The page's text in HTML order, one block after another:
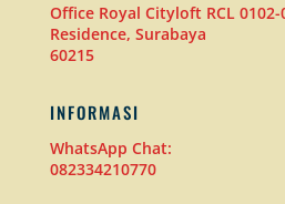
Office Royal Cityloft RCL 0102-
Residence, Surabaya
60215
INFORMASI
WhatsApp Chat:
082334210770